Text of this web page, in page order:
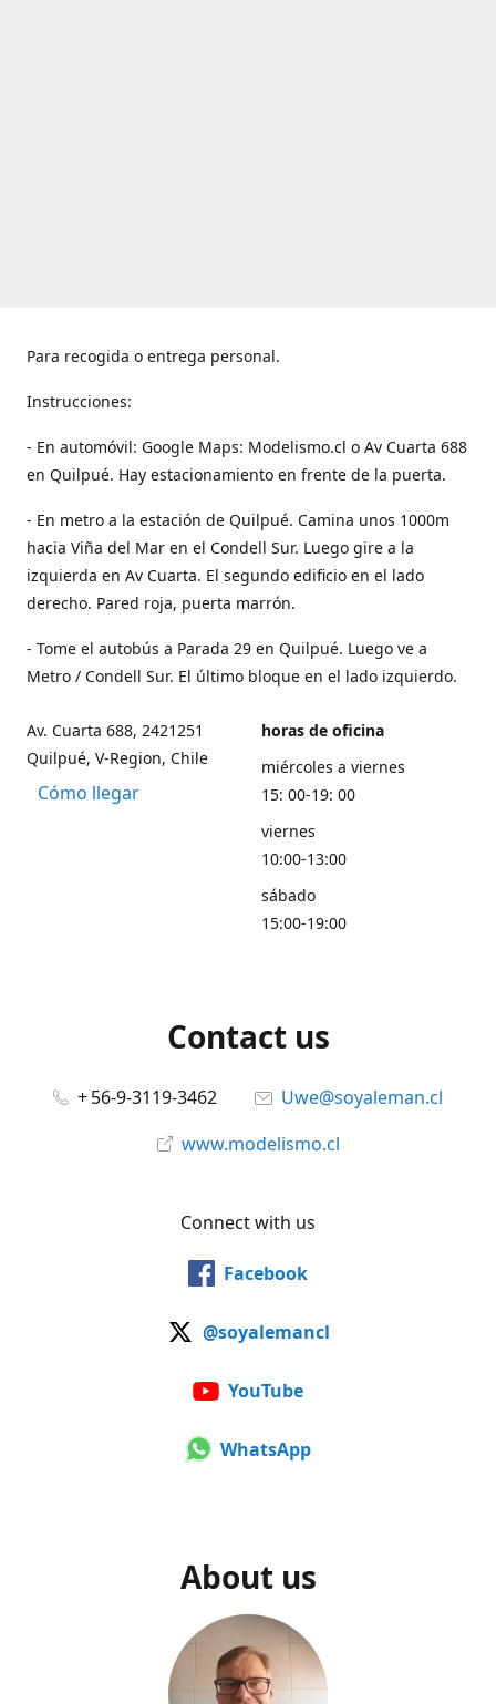
Para recogida o entrega personal.
Instrucciones:
- En automóvil: Google Maps: Modelismo.cl o Av Cuarta 688
en Quilpué. Hay estacionamiento en frente de la puerta.
- En metro a la estación de Quilpué. Camina unos 1000m
hacia Viña del Mar en el Condell Sur. Luego gire a la
izquierda en Av Cuarta. El segundo edificio en el lado
derecho. Pared roja, puerta marrón.
- Tome el autobús a Parada 29 en Quilpué. Luego ve a
Metro / Condell Sur. El último bloque en el lado izquierdo.
Av. Cuarta 688, 2421251
Quilpué, V-Region, Chile
Cómo llegar
horas de oficina
miércoles a viernes
15: 00-19: 00
viernes
10:00-13:00
sábado
15:00-19:00
Contact us
+ 56-9-3119-3462
Uwe@soyaleman.cl
www.modelismo.cl
Connect with us
Facebook
@soyalemancl
YouTube
WhatsApp
About us